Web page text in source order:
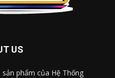
US
sản phẩm của Hệ Thống